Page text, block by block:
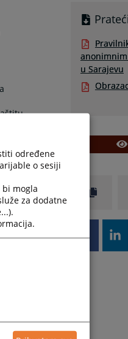
u Sarajevu
određene
o sesiji
mogla
za dodatne